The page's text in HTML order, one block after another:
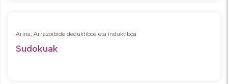
Arina, Arrazoibide deduktiboa eta induktiboa
Sudokuak